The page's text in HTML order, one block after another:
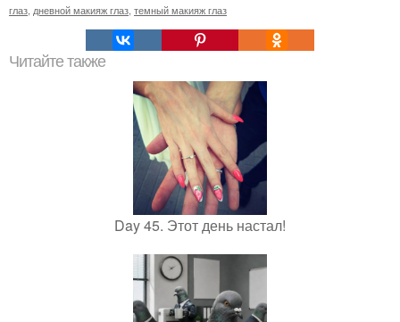
глаз дневной макияж глаз темный макияж глаз
Читайте также
Day 45. Этот день настал!